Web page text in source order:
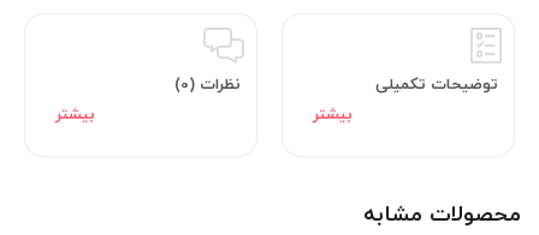
باید توجه داشته باشید که مانند یک ریش تراش نمی‌تواند عمل کند و
عملکرد آن نزدیک به اصلاح صفر است. ماشین اصلاح موی صورت مدل
V-T9 دارای چهار شانه 1.5، 2، 3 و 4 میلی‌متری است و همراه با آن‌ها
یک فرچه برای تمیزکاری نیز ارائه می‌شود. دکمه خاموش/روشن این
توضیحات تکمیلی نظرات (0)
محصولات مشابه